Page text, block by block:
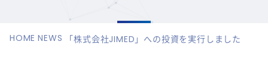
HOME NEWS 「株式会社JIMED」への投資を実行しました